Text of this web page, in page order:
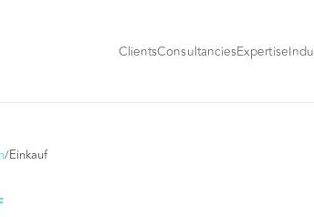
ClientsConsultanciesExpertise
/Einkauf